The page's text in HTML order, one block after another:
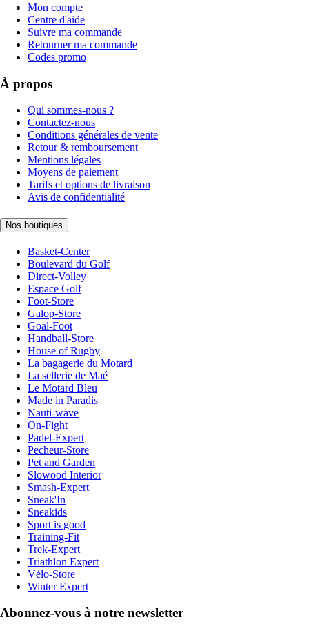
Mon compte
Centre d'aide
Suivre ma commande
Retourner ma commande
Codes promo
À propos
Qui sommes-nous ?
Contactez-nous
Conditions générales de vente
Retour & remboursement
Mentions légales
Moyens de paiement
Tarifs et options de livraison
Avis de confidentialité
Nos boutiques
Basket-Center
Boulevard du Golf
Direct-Volley
Espace Golf
Foot-Store
Galop-Store
Goal-Foot
Handball-Store
House of Rugby
La bagagerie du Motard
La sellerie de Maé
Le Motard Bleu
Made in Paradis
Nauti-wave
On-Fight
Padel-Expert
Pecheur-Store
Pet and Garden
Slowood Interior
Smash-Expert
Sneak'In
Sneakids
Sport is good
Training-Fit
Trek-Expert
Triathlon Expert
Vélo-Store
Winter Expert
Abonnez-vous à notre newsletter